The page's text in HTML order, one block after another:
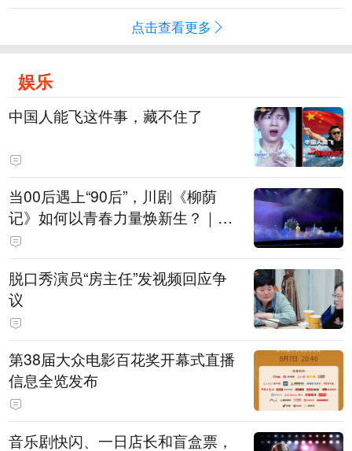
点击查看更多
娱乐
中国人能飞这件事，藏不住了
当00后遇上“90后”，川剧《柳荫
记》如何以青春力量焕新生？｜文
化观察
脱口秀演员“房主任”发视频回应争
议
第38届大众电影百花奖开幕式直播
信息全览发布
音乐剧快闪、一日店长和盲盒票，